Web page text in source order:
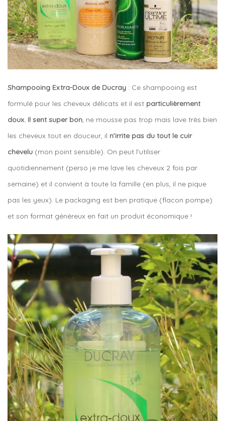
Shampooing Extra-Doux de Ducray : Ce shampooing est
formulé pour les cheveux délicats et il est particulièrement
doux. Il sent super bon, ne mousse pas trop mais lave très bien
les cheveux tout en douceur, il n’irrite pas du tout le cuir
chevelu (mon point sensible). On peut l’utiliser
quotidiennement (perso je me lave les cheveux 2 fois par
semaine) et il convient à toute la famille (en plus, il ne pique
pas les yeux). Le packaging est ben pratique (flacon pompe)
et son format généreux en fait un produit économique !